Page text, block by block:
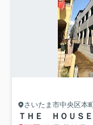
さいたま市中央区本
ＴＨＥ ＨＯＵＳ